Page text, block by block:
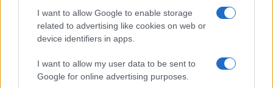
I want to allow Google to enable storage
related to advertising like cookies on web or
device identifiers in apps.
I want to allow my user data to be sent to
Google for online advertising purposes.